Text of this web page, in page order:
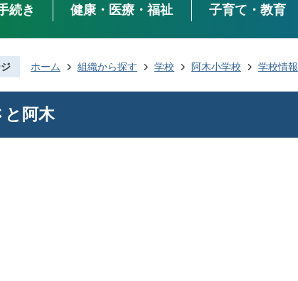
続き 健康・医療・福祉 子育て・教育
ホーム 組織から探す 学校 阿木小学校 学校情報
と阿木